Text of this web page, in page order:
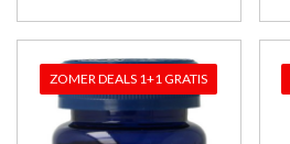
ZOMER DEALS 1+1 GRATIS